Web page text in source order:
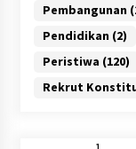
Pembangunan
Pendidikan (2)
Peristiwa (120)
Rekrut